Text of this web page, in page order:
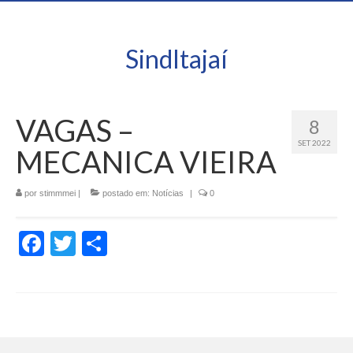
SindItajaí
8
SET 2022
VAGAS –
MECANICA VIEIRA
por stimmmei | postado em: Notícias | 0
Facebook
Twitter